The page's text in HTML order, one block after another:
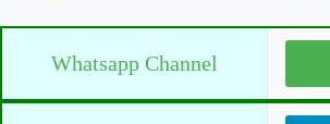
Whatsapp Channel